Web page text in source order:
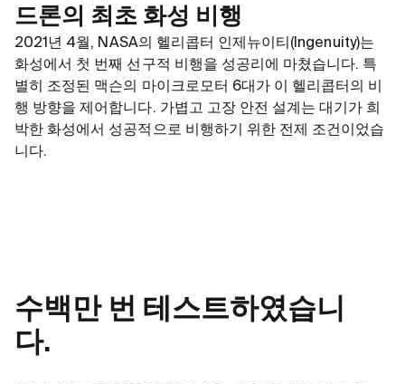
드론의 최초 화성 비행
2021년 4월, NASA의 헬리콥터 인제뉴이티(Ingenuity)는
화성에서 첫 번째 선구적 비행을 성공리에 마쳤습니다. 특
별히 조정된 맥슨의 마이크로모터 6대가 이 헬리콥터의 비
행 방향을 제어합니다. 가볍고 고장 안전 설계는 대기가 희
박한 화성에서 성공적으로 비행하기 위한 전제 조건이었습
니다.
수백만 번 테스트하였습니
다.